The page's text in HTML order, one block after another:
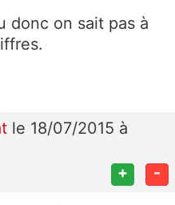
donc on sait pas à
le 18/07/2015 à
+ -